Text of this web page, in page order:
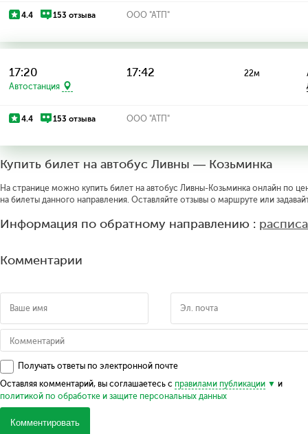
4.4 153 отзыва ООО "АТП"
17:20
Автостанция
17:42 22м
4.4 153 отзыва ООО "АТП"
Купить билет на автобус Ливны — Козьминка
На странице можно купить билет на автобус Ливны-Козьминка онлайн по
на билеты данного направления. Оставляйте отзывы о маршруте или
Информация по обратному направлению :
Комментарии
Получать ответы по электронной почте
Оставляя комментарий, вы соглашаетесь с правилами публикации
и
политикой по обработке и защите персональных данных
Комментировать